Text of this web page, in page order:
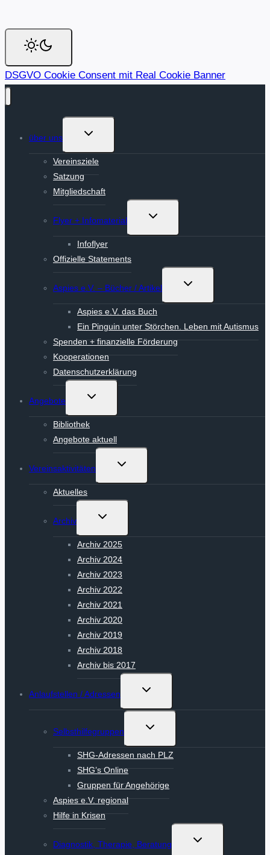
DSGVO Cookie Consent mit Real Cookie Banner
über uns
Untermenü
Vereinsziele
Satzung
Mitgliedschaft
Flyer + Infomaterial
Untermenü
Infoflyer
Offizielle Statements
Aspies e.V. – Bücher / Artikel
Untermenü
Aspies e.V. das Buch
Ein Pinguin unter Störchen. Leben mit Autismus
Spenden + finanzielle Förderung
Kooperationen
Datenschutzerklärung
Angebote
Untermenü
Bibliothek
Angebote aktuell
Vereinsaktivitäten
Untermenü
Aktuelles
Archiv
Untermenü
Archiv 2025
Archiv 2024
Archiv 2023
Archiv 2022
Archiv 2021
Archiv 2020
Archiv 2019
Archiv 2018
Archiv bis 2017
Anlaufstellen / Adressen
Untermenü
Selbsthilfegruppen
Untermenü
SHG-Adressen nach PLZ
SHG’s Online
Gruppen für Angehörige
Aspies e.V. regional
Hilfe in Krisen
Diagnostik, Therapie, Beratung
Untermenü